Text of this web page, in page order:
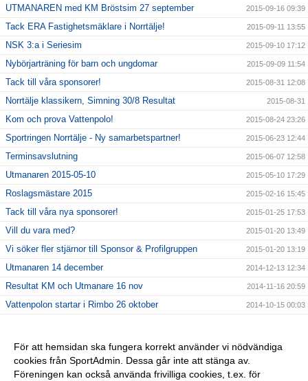
UTMANAREN med KM Bröstsim 27 september 2015-09-16 09:39
Tack ERA Fastighetsmäklare i Norrtälje! 2015-09-11 13:55
NSK 3:a i Seriesim 2015-09-10 17:12
Nybörjarträning för barn och ungdomar 2015-09-09 11:54
Tack till våra sponsorer! 2015-08-31 12:08
Norrtälje klassikern, Simning 30/8 Resultat 2015-08-31
Kom och prova Vattenpolo! 2015-08-24 23:26
Sportringen Norrtälje - Ny samarbetspartner! 2015-06-23 12:44
Terminsavslutning 2015-06-07 12:58
Utmanaren 2015-05-10 2015-05-10 17:29
Roslagsmästare 2015 2015-02-16 15:45
Tack till våra nya sponsorer! 2015-01-25 17:53
Vill du vara med? 2015-01-20 13:49
Vi söker fler stjärnor till Sponsor & Profilgruppen 2015-01-20 13:19
Utmanaren 14 december 2014-12-13 12:34
Resultat KM och Utmanare 16 nov 2014-11-16 20:59
Vattenpolon startar i Rimbo 26 oktober 2014-10-15 00:03
Nybörjarträning i Norrtälje! 2014-09-11 13:09
Vi startar Vattenpolo i höst i form av Poolkampen. 2014-09-11 13:08
Vuxencrawl i Rimbo! 2014-09-11 13:00
För att hemsidan ska fungera korrekt använder vi nödvändiga
cookies från SportAdmin. Dessa går inte att stänga av.
Föreningen kan också använda frivilliga cookies, t.ex. för